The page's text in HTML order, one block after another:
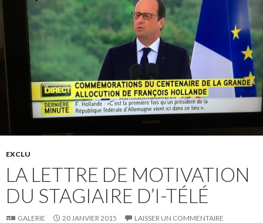
EXCLU
LA LETTRE DE MOTIVATION
DU STAGIAIRE D’I-TÉLÉ
GALERIE 20 JANVIER 2015 LAISSER UN COMMENTAIRE